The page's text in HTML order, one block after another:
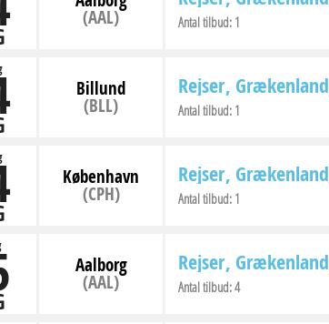
(AAL) Antal tilbud: 1
Billund
(BLL)
Rejser Grækenland
Antal tilbud: 1
København
(CPH)
Rejser Grækenland
Antal tilbud: 1
Aalborg
(AAL)
Rejser Grækenland
Antal tilbud:4